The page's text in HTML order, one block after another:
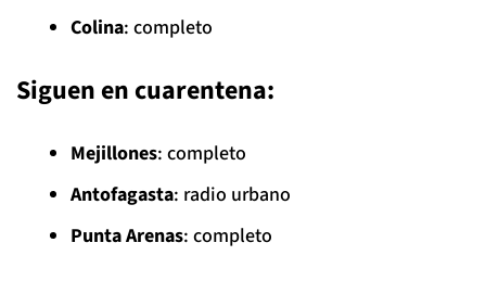
Colina: completo
Siguen en cuarentena:
Mejillones: completo
Antofagasta: radio urbano
Punta Arenas: completo